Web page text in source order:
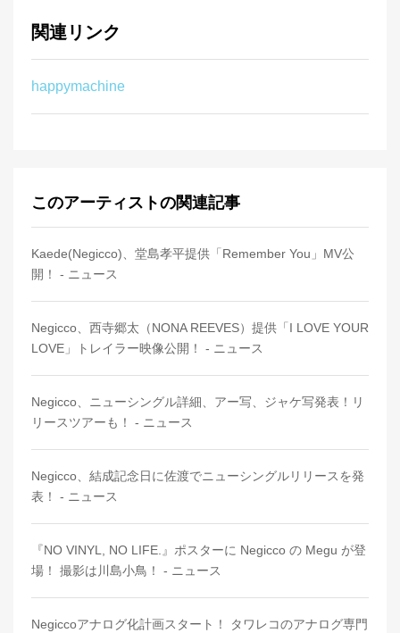
関連リンク
happymachine
このアーティストの関連記事
Kaede(Negicco)、堂島孝平提供「Remember You」MV公
開！ - ニュース
Negicco、西寺郷太（NONA REEVES）提供「I LOVE YOUR
LOVE」トレイラー映像公開！ - ニュース
Negicco、ニューシングル詳細、アー写、ジャケ写発表！リ
リースツアーも！ - ニュース
Negicco、結成記念日に佐渡でニューシングルリリースを発
表！ - ニュース
『NO VINYL, NO LIFE.』ポスターに Negicco の Megu が登
場！ 撮影は川島小鳥！ - ニュース
Negiccoアナログ化計画スタート！ タワレコのアナログ専門